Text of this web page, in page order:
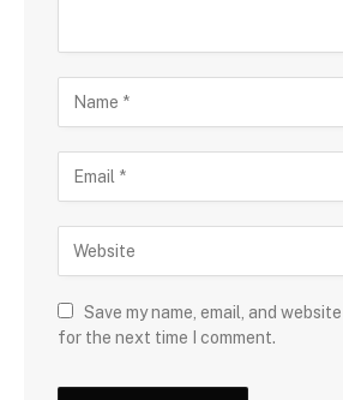
Save my name, email, and
for the next time I comment.